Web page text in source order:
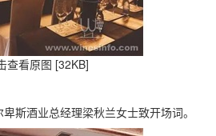
查看原图 [32KB]
酒业总经理梁秋兰女士致开场词。